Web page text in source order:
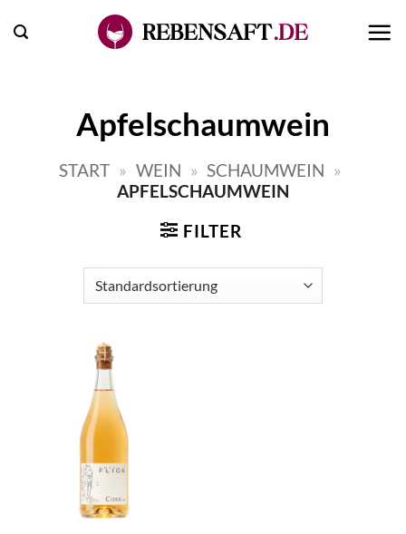
Inhalt
Apfelschaumwein
START » WEIN » SCHAUMWEIN »
APFELSCHAUMWEIN
FILTER